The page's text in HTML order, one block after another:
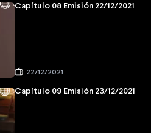
Capítulo 08 Emisión 22/12/2021
22/12/2021
Capítulo 09 Emisión 23/12/2021